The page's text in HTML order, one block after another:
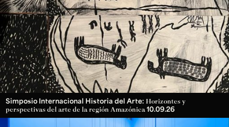
Simposio Internacional Historia del Arte: Horizontes y
perspectivas del arte de la región Amazónica 10.09.26